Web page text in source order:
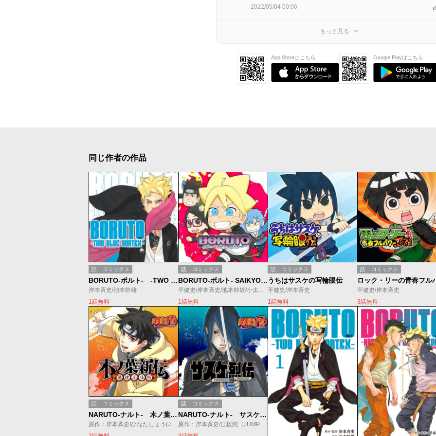
2022/05/04 00:06
もっと見る
App Storeはこちら Google Playはこちら
同じ作者の作品
話 コミックス
BORUTO-ボルト- -TWO BLUE VORTEX-
岸本斉史/池本幹雄
1話無料
話 コミックス
BORUTO-ボルト- SAIKYO DASH GENERATIONS
1話無料
話 コミックス
うちはサスケの写輪眼伝
平健史/岸本斉史
1話無料
話 コミックス
平健史/岸本斉史
3話無料
話 コミックス
NARUTO-ナルト- 木ノ葉新伝 湯煙忍法帖
話 コミックス
NARUTO-ナルト- サスケ烈伝 うちはの末裔と天球の星屑